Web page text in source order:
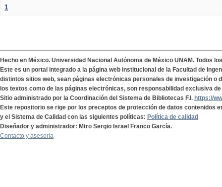
1
Hecho en México. Universidad Nacional Autónoma de México UNAM. Todos
Este es un portal integrado a la página web institucional de la Facultad de
distintos sitios web, sean páginas electrónicas personales de investigación o
los textos como de las páginas electrónicas, son responsabilidad exclusiva
Sitio administrado por la Coordinación del Sistema de Bibliotecas F.I. https://
Este repositorio se rige por los preceptos de protección de datos contenidos
y el Sistema de Calidad con las siguientes políticas: Política de calidad
Diseñador y administrador: Mtro Sergio Israel Franco García.
Contacto y asesoría